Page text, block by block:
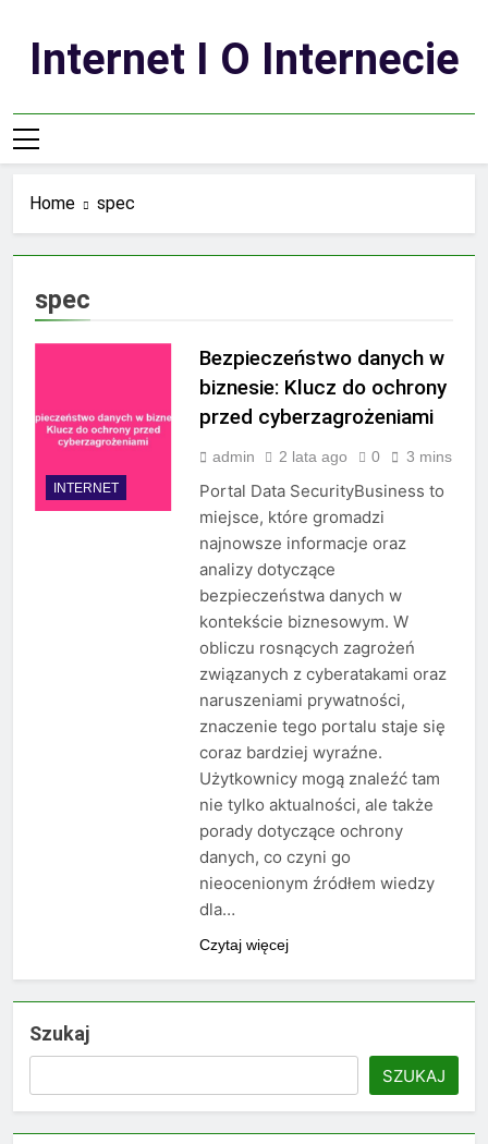
contentInternet I O Internecie
Home spec
spec
INTERNET
Bezpieczeństwo danych w
biznesie: Klucz do ochrony
przed cyberzagrożeniami
admin 2 lata ago 0 3 mins
Portal Data SecurityBusiness to
miejsce, które gromadzi
najnowsze informacje oraz
analizy dotyczące
bezpieczeństwa danych w
kontekście biznesowym. W
obliczu rosnących zagrożeń
związanych z cyberatakami oraz
naruszeniami prywatności,
znaczenie tego portalu staje się
coraz bardziej wyraźne.
Użytkownicy mogą znaleźć tam
nie tylko aktualności, ale także
porady dotyczące ochrony
danych, co czyni go
nieocenionym źródłem wiedzy
dla…
Czytaj więcej
Szukaj
SZUKAJ